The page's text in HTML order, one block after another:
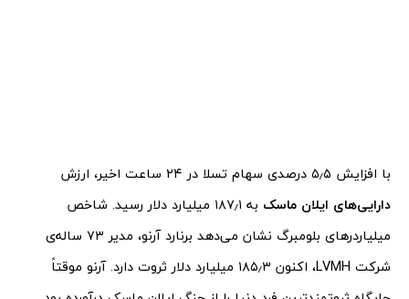
با افزایش ۵٫۵ درصدی سهام تسلا در ۲۴ ساعت اخیر، ارزش
دارایی‌های ایلان ماسک
به ۱۸۷٫۱ میلیارد دلار رسید. شاخص
میلیاردرهای بلومبرگ نشان می‌دهد برنارد آرنو، مدیر ۷۳ ساله‌ی
شرکت LVMH، اکنون ۱۸۵٫۳ میلیارد دلار ثروت دارد. آرنو موقتاً